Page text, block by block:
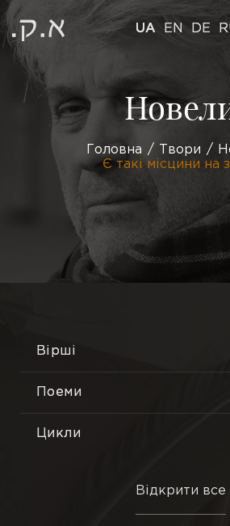
UA EN DE
Головна Твори
Є такі місцини на
Вірші
Лірика
Філософська поезія
Поеми
Цикли
Відкрити все